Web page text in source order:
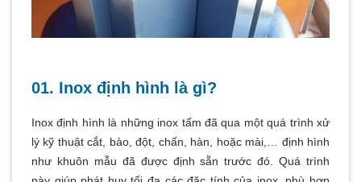
01. Inox định hình là gì?
Inox định hình là những inox tấm đã qua một quá trình xử
lý kỹ thuật cắt, bào, đột, chấn, hàn, hoặc mài,… định hình
như khuôn mẫu đã được định sẵn trước đó. Quá trình